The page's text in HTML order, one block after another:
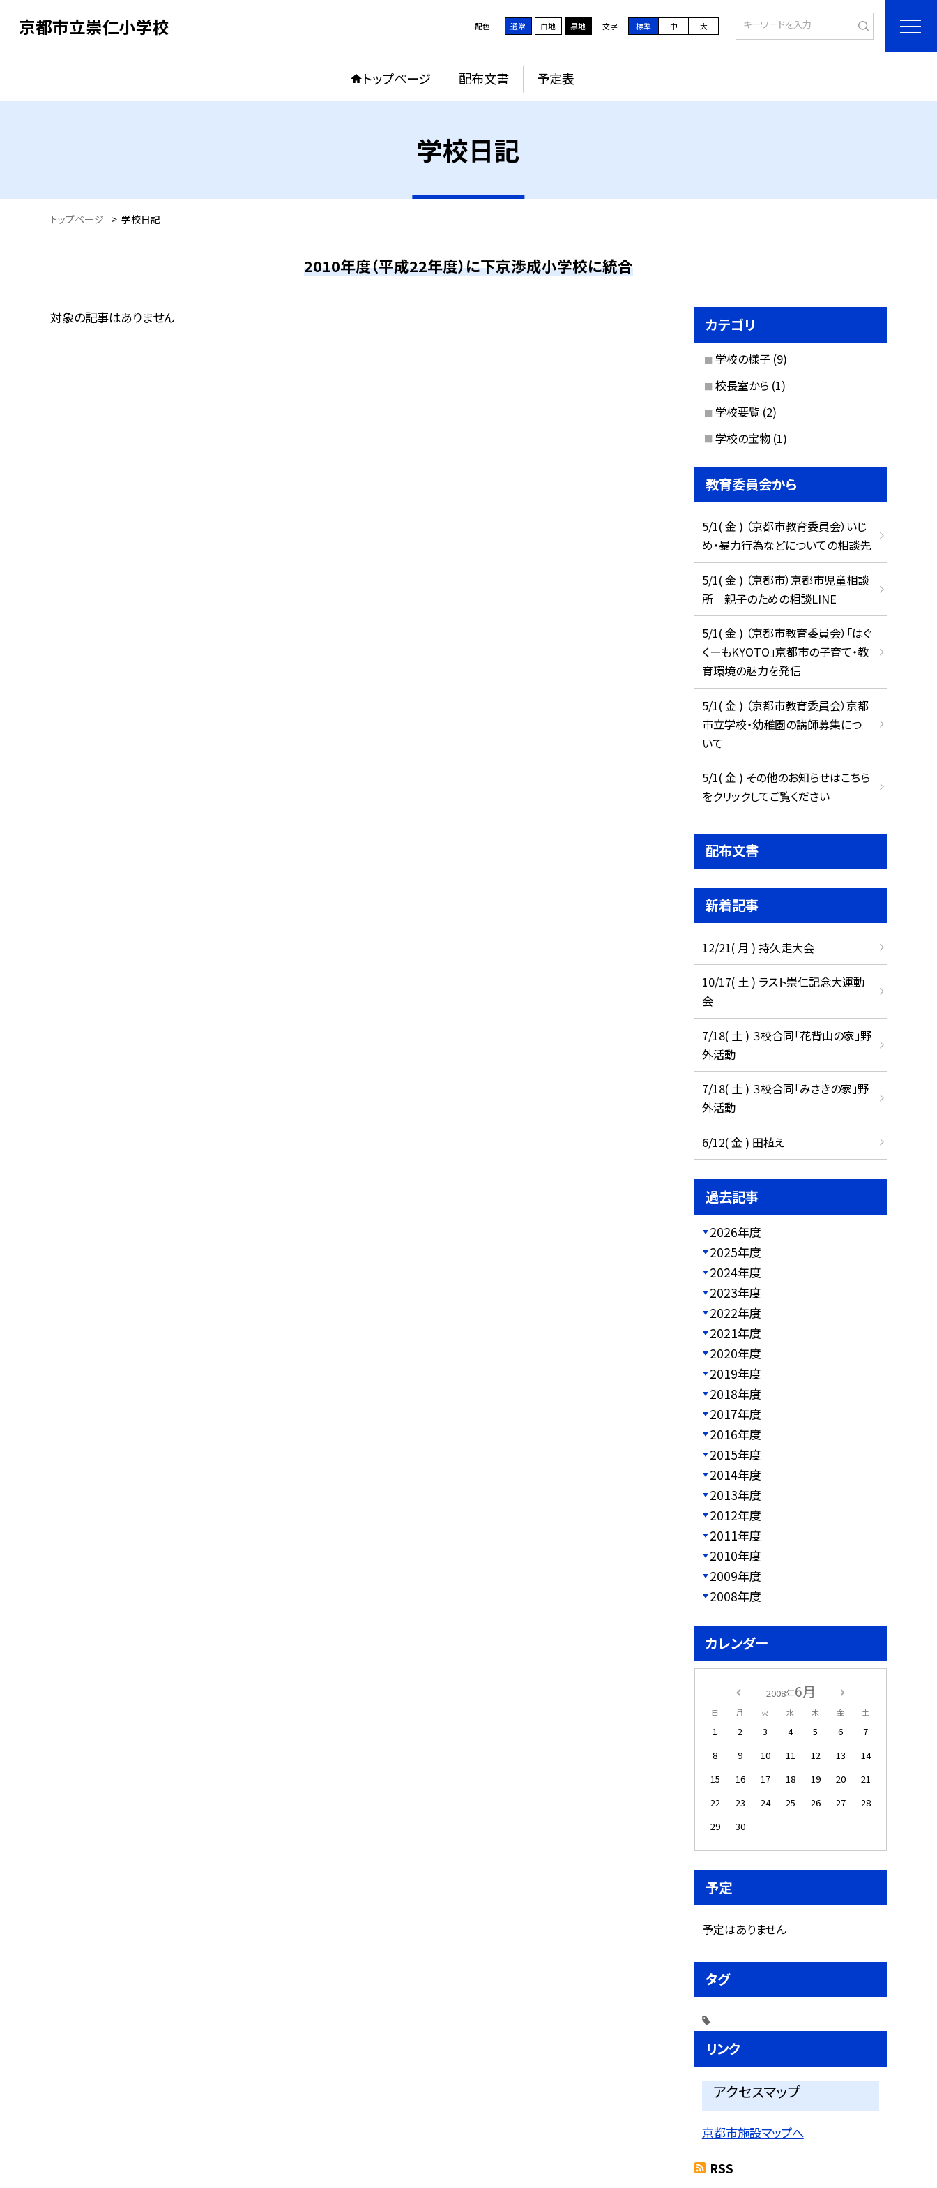
京都市立崇仁小学校 配色 通常 白地 黒地 文字 標準 中 大
トップページ 配布文書 予定表
学校日記
トップページ > 学校日記
2010年度（平成22年度）に下京渉成小学校に統合
対象の記事はありません カテゴリ
学校の様子 (9)
校長室から (1)
学校要覧 (2)
学校の宝物 (1)
教育委員会から
5/1( 金 ) （京都市教育委員会）いじ
め・暴力行為などについての相談先
5/1( 金 ) （京都市）京都市児童相談
所 親子のための相談LINE
5/1( 金 ) （京都市教育委員会）「はぐ
くーもKYOTO」京都市の子育て・教
育環境の魅力を発信
5/1( 金 ) （京都市教育委員会）京都
市立学校・幼稚園の講師募集につ
いて
5/1( 金 ) その他のお知らせはこちら
をクリックしてご覧ください
配布文書
新着記事
12/21( 月 ) 持久走大会
10/17( 土 ) ラスト崇仁記念大運動
会
7/18( 土 ) ３校合同「花背山の家」野
外活動
7/18( 土 ) ３校合同「みさきの家」野
外活動
6/12( 金 ) 田植え
過去記事
2026年度
2025年度
2024年度
2023年度
2022年度
2021年度
2020年度
2019年度
2018年度
2017年度
2016年度
2015年度
2014年度
2013年度
2012年度
2011年度
2010年度
2009年度
2008年度
カレンダー
2008年6月
日 月 火 水 木 金 土
1 2 3 4 5 6
7
8
9 10 11 12 13
14
15
16 17 18 19 20
21
22
23 24 25 26 27
28
29
30
予定
予定はありません
タグ
リンク
アクセスマップ
京都市施設マップへ
RSS